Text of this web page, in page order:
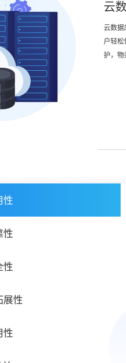
云
云数
户轻
护，物
性
性
性
展性
性